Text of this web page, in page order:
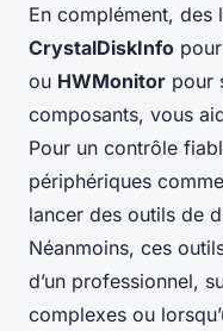
En complément, des
CrystalDiskInfo
ou HWMonitor pour
composants, vous
Pour un contrôle
périphériques
lancer des outils de
Néanmoins, ces
d’un professionnel,
complexes ou